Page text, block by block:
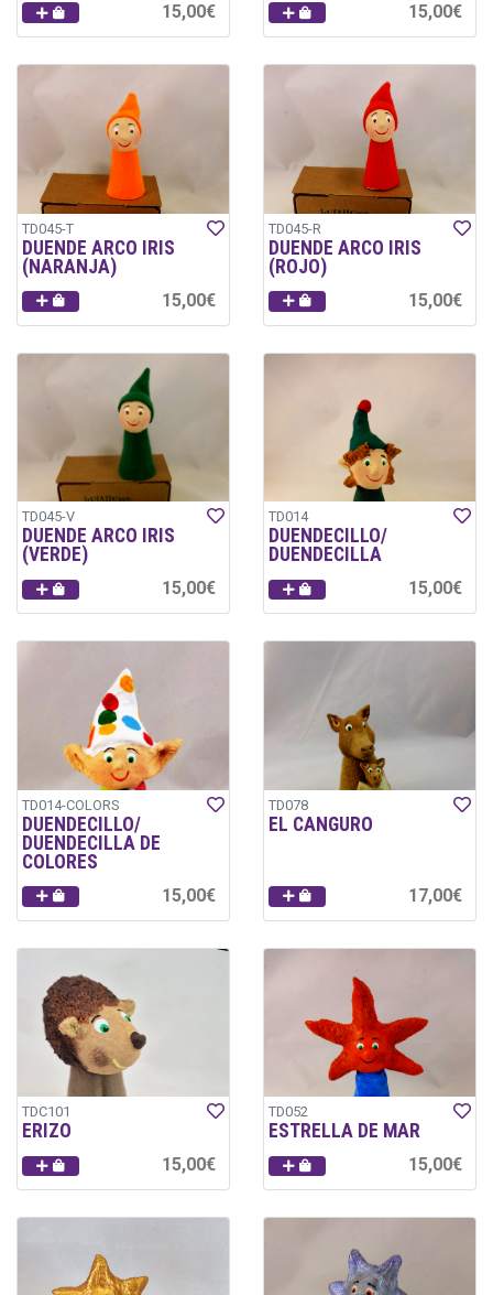
15,00€ 15,00€
TD045-T
DUENDE ARCO IRIS
(NARANJA)
15,00€
TD045-R
DUENDE ARCO IRIS
(ROJO)
15,00€
TD045-V
DUENDE ARCO IRIS
(VERDE)
15,00€
TD014
DUENDECILLO/
DUENDECILLA
15,00€
TD014-COLORS
DUENDECILLO/
DUENDECILLA DE
COLORES
15,00€
TD078
EL CANGURO
17,00€
TDC101
ERIZO
15,00€
TD052
ESTRELLA DE MAR
15,00€